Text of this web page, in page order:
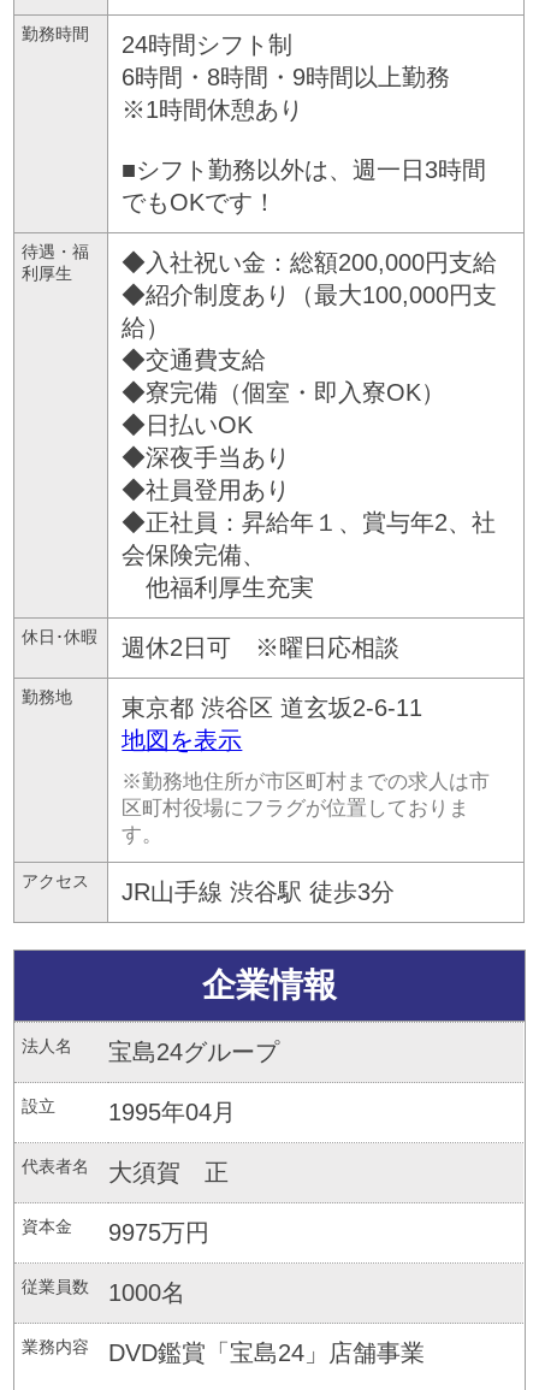
勤務時間
24時間シフト制
6時間・8時間・9時間以上勤務
※1時間休憩あり
■シフト勤務以外は、週一日3時間
でもOKです！
待遇・福
利厚生
◆入社祝い金：総額200,000円支給
◆紹介制度あり（最大100,000円支
給）
◆交通費支給
◆寮完備（個室・即入寮OK）
◆日払いOK
◆深夜手当あり
◆社員登用あり
◆正社員：昇給年１、賞与年2、社
会保険完備、
他福利厚生充実
休日･休暇 週休2日可 ※曜日応相談
勤務地 東京都 渋谷区 道玄坂2-6-11
地図を表示
※勤務地住所が市区町村までの求人は市
区町村役場にフラグが位置しておりま
す。
アクセス JR山手線 渋谷駅 徒歩3分
企業情報
法人名 宝島24グループ
設立 1995年04月
代表者名 大須賀 正
資本金 9975万円
従業員数 1000名
業務内容 DVD鑑賞「宝島24」店舗事業